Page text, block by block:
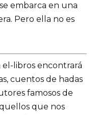
embarca en una
Pero ella no es
libros encontrará
cuentos de hadas
famosos de
que nos